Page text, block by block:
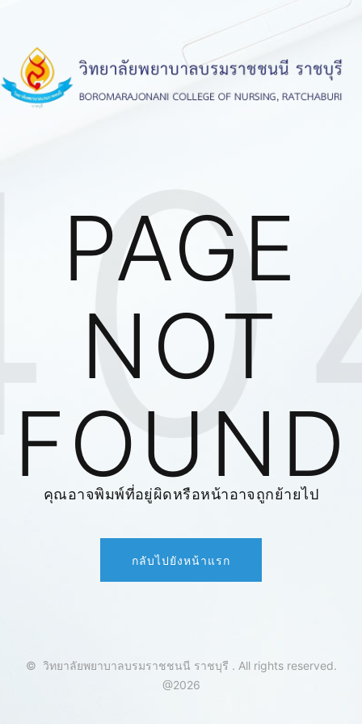
PAGE
NOT
FOUND
คุณอาจพิมพ์ที่อยู่ผิดหรือหน้าอาจถูกย้ายไป
กลับไปยังหน้าแรก
© วิทยาลัยพยาบาลบรมราชชนนี ราชบุรี . All rights reserved.
@2026